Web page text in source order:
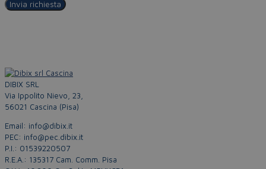
DIBIX SRL
Via Ippolito Nievo, 23,
56021 Cascina (Pisa)
Email: info@dibix.it
PEC: info@pec.dibix.it
P.I.: 01539220507
R.E.A.: 135317 Cam. Comm. Pisa